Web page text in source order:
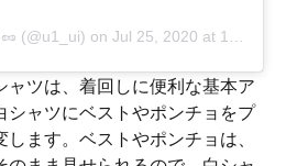
(@u1_ui) on Jul 25, 2020 at 10:03am PDT
ャツは、着回しに便利な基本ア
シャツにベストやポンチョをプ
ます。ベストやポンチョは、